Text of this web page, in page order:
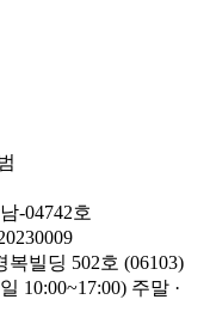
-04742호
복빌딩 502호 (06103)
10:00~17:00) 주말 ·